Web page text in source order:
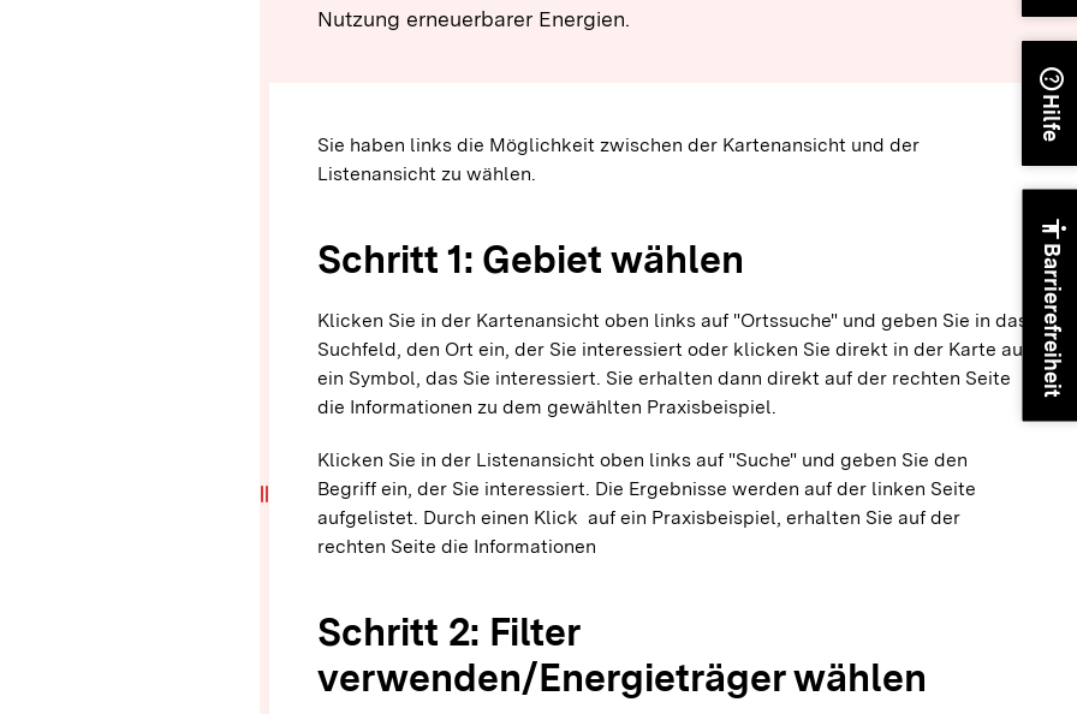
drag_handle
Nutzung erneuerbarer Energien.
Sie haben links die Möglichkeit zwischen der Kartenansicht und der
Listenansicht zu wählen.
Schritt 1: Gebiet wählen
Klicken Sie in der Kartenansicht oben links auf "Ortssuche" und geben Sie in das
Suchfeld, den Ort ein, der Sie interessiert oder klicken Sie direkt in der Karte auf
ein Symbol, das Sie interessiert. Sie erhalten dann direkt auf der rechten Seite
die Informationen zu dem gewählten Praxisbeispiel.
Klicken Sie in der Listenansicht oben links auf "Suche" und geben Sie den
Begriff ein, der Sie interessiert. Die Ergebnisse werden auf der linken Seite
aufgelistet. Durch einen Klick auf ein Praxisbeispiel, erhalten Sie auf der
rechten Seite die Informationen
Schritt 2: Filter
verwenden/Energieträger wählen
help
Hilfe
accessibility
Barrierefreiheit